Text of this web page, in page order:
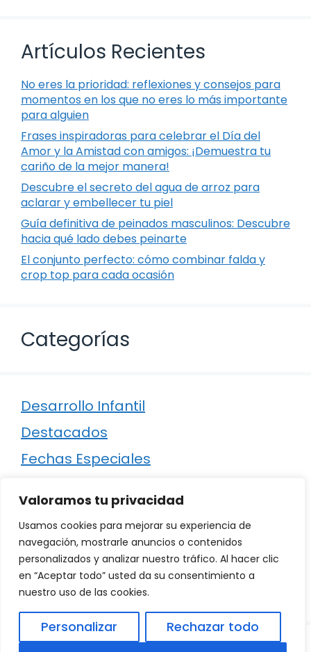
Valoramos tu privacidad
Usamos cookies para mejorar su experiencia de
navegación, mostrarle anuncios o contenidos
personalizados y analizar nuestro tráfico. Al hacer clic
en “Aceptar todo” usted da su consentimiento a
nuestro uso de las cookies.
Personalizar
Rechazar todo
Artículos Recientes
No eres la prioridad: reflexiones y consejos para
momentos en los que no eres lo más importante
para alguien
Frases inspiradoras para celebrar el Día del
Amor y la Amistad con amigos: ¡Demuestra tu
cariño de la mejor manera!
Descubre el secreto del agua de arroz para
aclarar y embellecer tu piel
Guía definitiva de peinados masculinos: Descubre
hacia qué lado debes peinarte
El conjunto perfecto: cómo combinar falda y
crop top para cada ocasión
Categorías
Desarrollo Infantil
Destacados
Fechas Especiales
Regalos
Relaciones
Ropa
Política de Privacidad Aviso Legal|